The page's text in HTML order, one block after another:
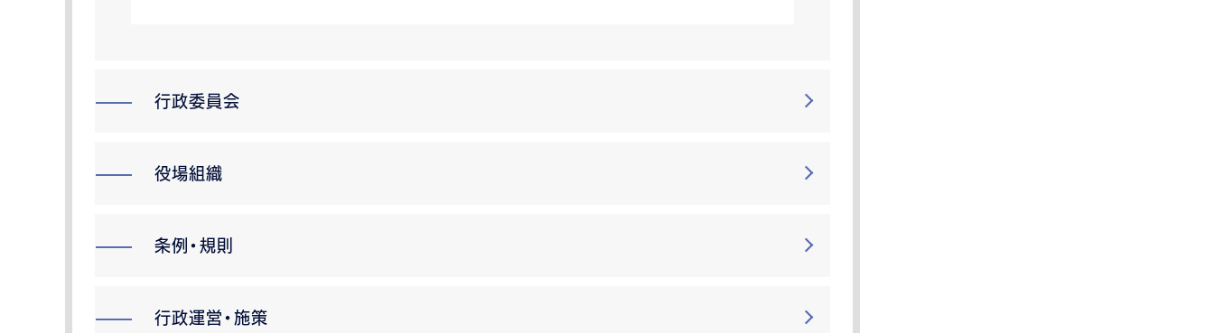
行政委員会
役場組織
条例・規則
行政運営・施策